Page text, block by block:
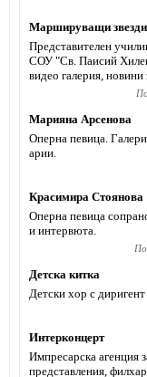
Маршируващи звезди
Представителен
СОУ "Св. Паисий
видео галерия, новини
Марияна Арсенова
Оперна певица.
арии.
Красимира Стоянова
Оперна певица
и интервюта.
Детска китка
Детски хор с
Интерконцерт
Импресарска агенция
представления,